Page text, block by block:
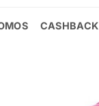
CASHBACK